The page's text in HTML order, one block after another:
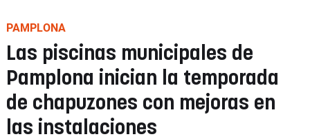
PAMPLONA
Las piscinas municipales de
Pamplona inician la temporada
de chapuzones con mejoras en
las instalaciones